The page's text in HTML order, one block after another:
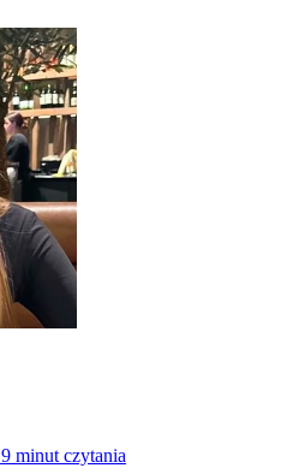
9 minut czytania